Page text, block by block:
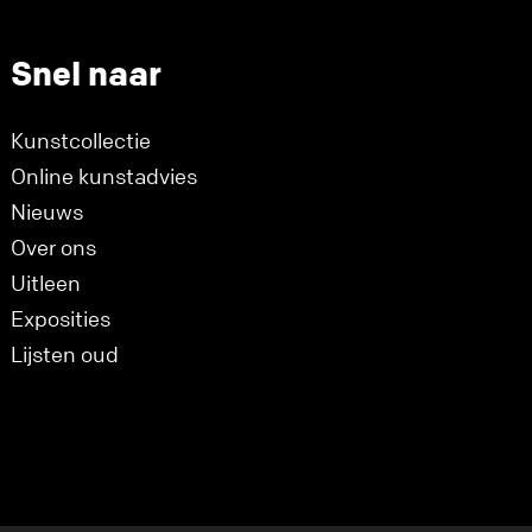
Snel naar
Kunstcollectie
Online kunstadvies
Nieuws
Over ons
Uitleen
Exposities
Lijsten oud